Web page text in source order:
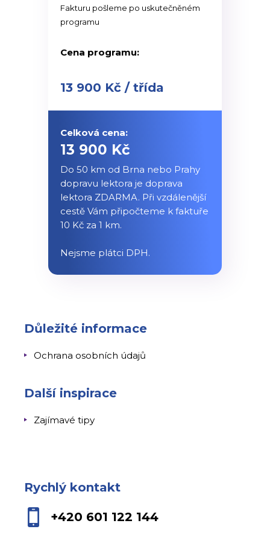
Fakturu pošleme po uskutečněném
programu
Cena programu:
13 900 Kč / třída
Celková cena:
13 900 Kč
Do 50 km od Brna nebo Prahy
dopravu lektora je doprava
lektora ZDARMA. Při vzdálenější
cestě Vám připočteme k faktuře
10 Kč za 1 km.
Nejsme plátci DPH.
Důležité informace
Ochrana osobních údajů
Další inspirace
Zajímavé tipy
Rychlý kontakt
+420 601 122 144